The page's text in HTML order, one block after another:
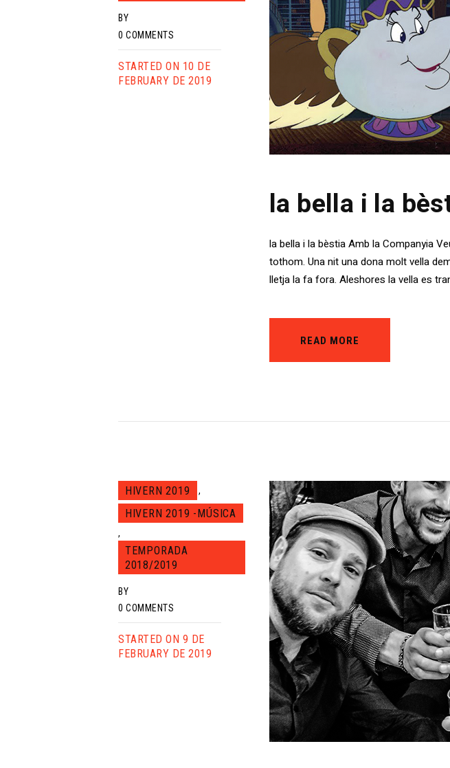
BY
0 COMMENTS
STARTED ON 10 DE
FEBRUARY DE 2019
la bella i la
la bella i la bèstia Amb la Companyia
tothom. Una nit una dona molt vella
lletja la fa fora. Aleshores la vella es
READ MORE
HIVERN 2019 ,
HIVERN 2019 -MÚSICA
,
TEMPORADA
2018/2019
BY
0 COMMENTS
STARTED ON 9 DE
FEBRUARY DE 2019